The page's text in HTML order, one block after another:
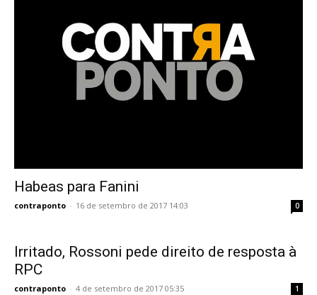
Habeas para Fanini
contraponto - 16 de setembro de 2017 14:03 0
Irritado, Rossoni pede direito de resposta à
RPC
contraponto - 4 de setembro de 2017 05:35 1